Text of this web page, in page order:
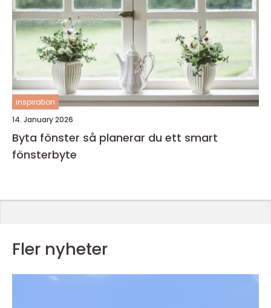
inspiration
14. January 2026
Byta fönster så planerar du ett smart
fönsterbyte
Fler nyheter